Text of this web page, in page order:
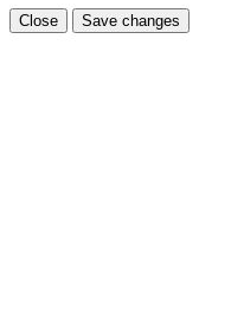
Close Save changes